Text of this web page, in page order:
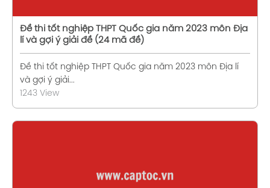
Đề thi tốt nghiệp THPT Quốc gia năm 2023 môn Địa
lí và gợi ý giải đề (24 mã đề)
Đề thi tốt nghiệp THPT Quốc gia năm 2023 môn Địa lí
và gợi ý giải...
1243 View